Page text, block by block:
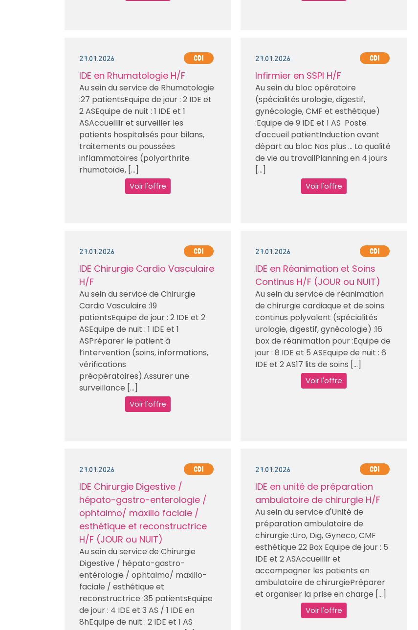
27.07.2026 CDI
IDE en Rhumatologie H/F
Au sein du service de Rhumatologie
:27 patientsEquipe de jour : 2 IDE et
2 ASEquipe de nuit : 1 IDE et 1
ASAccueillir et surveiller les
patients hospitalisés pour bilans,
traitements ou poussées
inflammatoires (polyarthrite
rhumatoïde, [...]
Voir l'offre
27.07.2026 CDI
Infirmier en SSPI H/F
Au sein du bloc opératoire
(spécialités urologie, digestif,
gynécologie, CMF et esthétique)
:Equipe de 9 IDE et 1 AS Poste
d'accueil patientInduction avant
départ au bloc Nos plus … La qualité
de vie au travailPlanning en 4 jours
[...]
Voir l'offre
27.07.2026 CDI
IDE Chirurgie Cardio Vasculaire
H/F
Au sein du service de Chirurgie
Cardio Vasculaire :19
patientsEquipe de jour : 2 IDE et 2
ASEquipe de nuit : 1 IDE et 1
ASPréparer le patient à
l’intervention (soins, informations,
vérifications
préopératoires).Assurer une
surveillance [...]
Voir l'offre
27.07.2026 CDI
IDE en Réanimation et Soins
Continus H/F (JOUR ou NUIT)
Au sein du service de réanimation
de chirurgie cardiaque et de soins
continus polyvalent (spécialités
urologie, digestif, gynécologie) :16
box de réanimation pour :Equipe de
jour : 8 IDE et 5 ASEquipe de nuit : 6
IDE et 2 AS17 lits de soins [...]
Voir l'offre
27.07.2026 CDI
IDE Chirurgie Digestive /
hépato-gastro-enterologie /
ophtalmo/ maxillo faciale /
esthétique et reconstructrice
H/F (JOUR ou NUIT)
Au sein du service de Chirurgie
Digestive / hépato-gastro-
entérologie / ophtalmo/ maxillo-
faciale / esthétique et
reconstructrice :35 patientsEquipe
de jour : 4 IDE et 3 AS / 1 IDE en
8hEquipe de nuit : 2 IDE et 1 AS
27.07.2026 CDI
IDE en unité de préparation
ambulatoire de chirurgie H/F
Au sein du service d'Unité de
préparation ambulatoire de
chirurgie :Uro, Dig, Gyneco, CMF
esthétique 22 Box Equipe de jour : 5
IDE et 2 ASAccueillir et
accompagner les patients en
ambulatoire de chirurgiePréparer
et organiser la prise en charge [...]
Voir l'offre